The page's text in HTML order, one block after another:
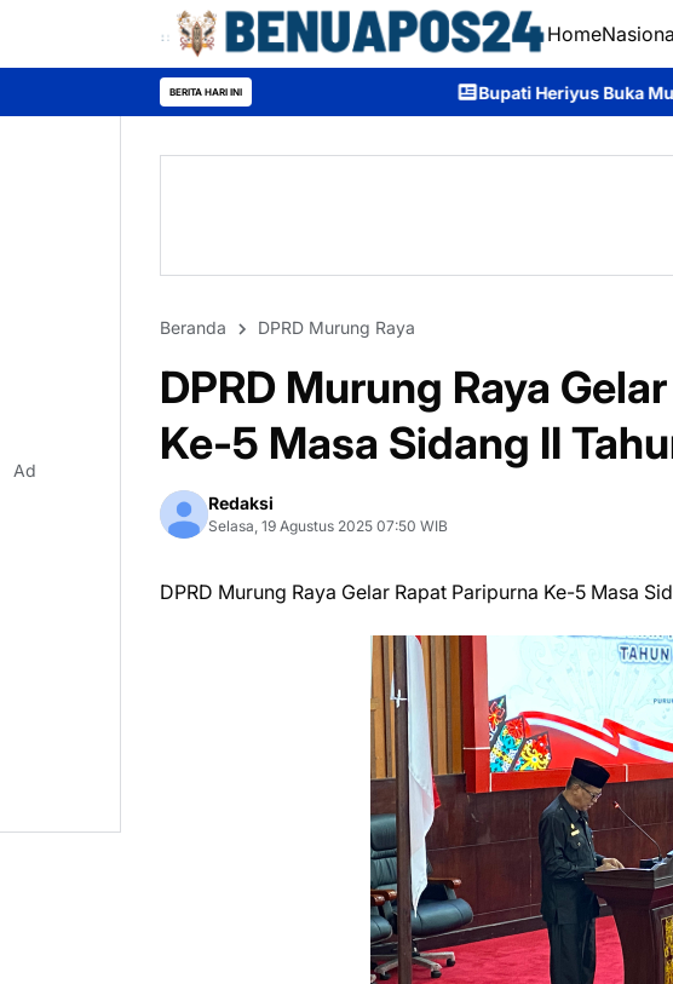
Home
BERITA HARI INI Bupati Heriyus Buka Mura Expo 2026, Dorong
Beranda DPRD Murung Raya
DPRD Murung Raya
Ke-5 Masa Sidang II
Redaksi
Selasa, 19 Agustus 2025 07:50 WIB
DPRD Murung Raya Gelar Rapat Paripurna Ke-5 Masa
Ad